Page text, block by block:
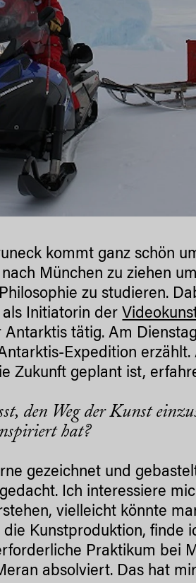
kommt ganz schön
München zu ziehen
zu studieren.
als Initiatorin der
tätig. Am
Expedition
Zukunft geplant ist,
den Weg der Kunst
hat?
gezeichnet und
Ich interessiere
vielleicht könnte
Kunstproduktion, finde
Praktikum bei
absolviert. Das hat